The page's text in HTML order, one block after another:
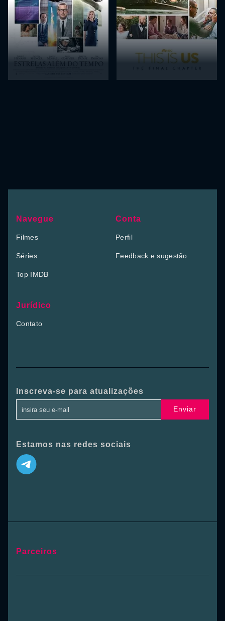
Navegue
Filmes
Séries
Top IMDB
Conta
Perfil
Feedback e sugestão
Jurídico
Contato
Inscreva-se para atualizações
Enviar
Estamos nas redes sociais
Parceiros